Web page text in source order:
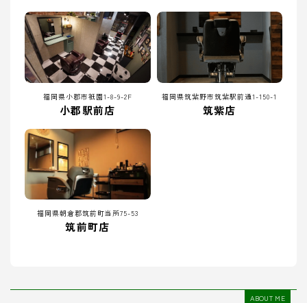
福岡県小郡市祇園1-8-9-2F
小郡駅前店
福岡県筑紫野市筑紫駅前通1-150-1
筑紫店
福岡県朝倉郡筑前町当所75-53
筑前町店
ABOUT ME